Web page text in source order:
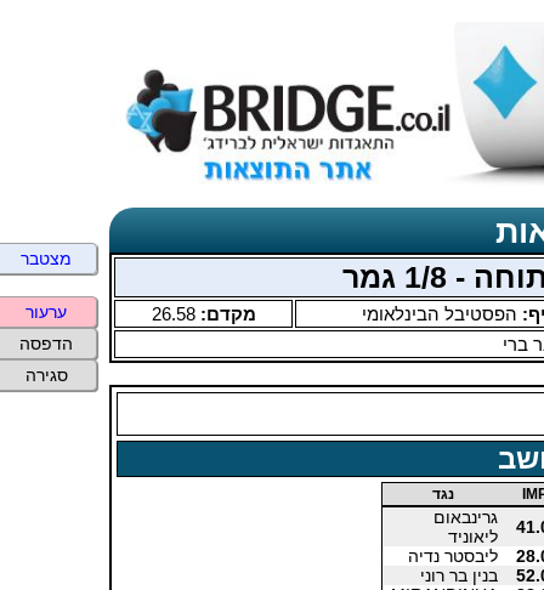
הפסטיבל הבינלאומי מקדם:26.58
ברי
נגד
גרינבאום
ליאוניד
ליבסטר נדיה
בנין בר רוני
מצטבר
ערעור
הדפסה
סגירה